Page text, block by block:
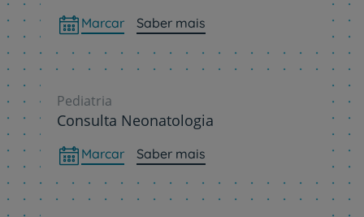
Marcar Saber mais
Pediatria
Consulta Neonatologia
Marcar Saber mais